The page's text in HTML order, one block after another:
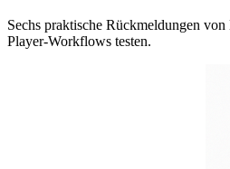
Sechs praktische Rückmeldungen
Player-Workflows testen.